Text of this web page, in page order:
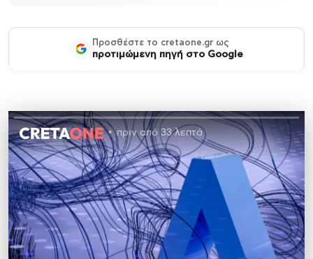
Προσθέστε το cretaone.gr ως
προτιμώμενη πηγή στο Google
πριν από 33 λεπτά